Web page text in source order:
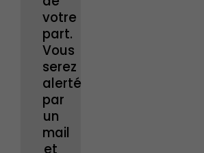
votre
part.
Vous
serez
alerté
par
un
mail